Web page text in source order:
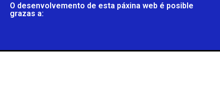
O desenvolvemento de esta páxina web é posible
grazas a: